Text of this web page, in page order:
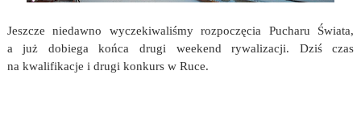
Jeszcze niedawno wyczekiwaliśmy rozpoczęcia Pucharu Świata,
a już dobiega końca drugi weekend rywalizacji. Dziś czas
na kwalifikacje i drugi konkurs w Ruce.